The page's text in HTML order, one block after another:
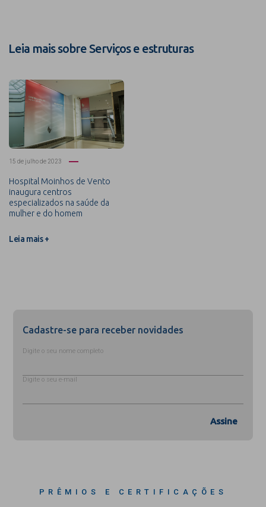
Leia mais sobre Serviços e estruturas
15 de julho de 2023
Hospital Moinhos de Vento
inaugura centros
especializados na saúde da
mulher e do homem
Leia mais +
Cadastre-se para receber novidades
Digite o seu nome completo
Digite o seu e-mail
Assine
PRÊMIOS E CERTIFICAÇÕES